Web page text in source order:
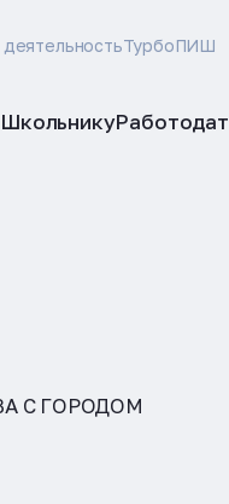
ТурбоПИШ
Школьнику
С ГОРОДОМ